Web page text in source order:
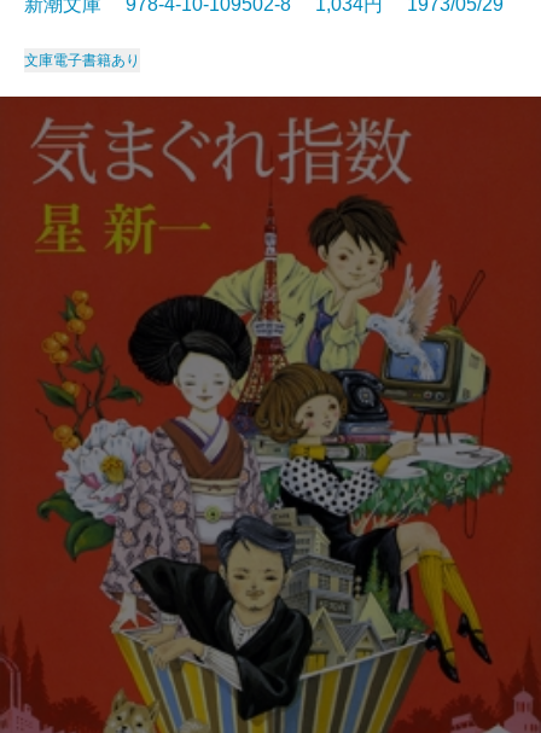
新潮文庫 978-4-10-109502-8 1,034円 1973/05/29
文庫電子書籍あり